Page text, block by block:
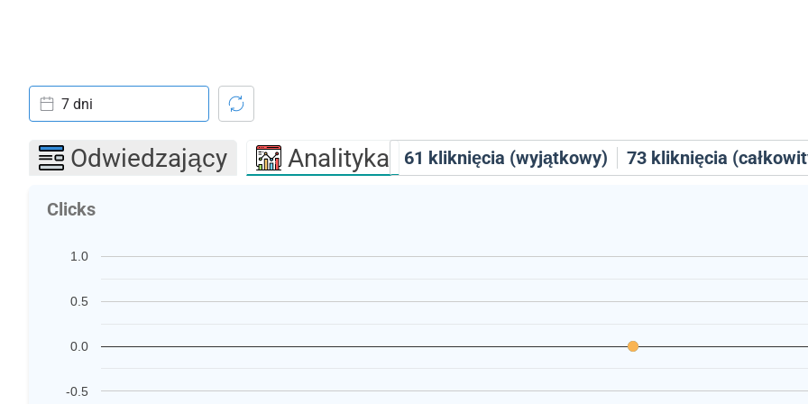
61 kliknięcia (wyjątkowy) 73 kliknięcia
7 dni
Odwiedzający Analityka
Clicks
-0.5
0.0
0.5
1.0